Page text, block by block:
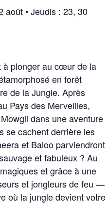
août • Jeudis : 23, 30
à plonger au cœur de la
en forêt
de la Jungle. Après
Pays des Merveilles,
dans une aventure
se cachent derrière les
et Baloo parviendront
et fabuleux ? Au
et grâce à une
et jongleurs de feu —
où la jungle devient votre